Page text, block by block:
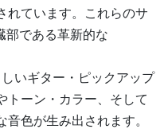
れています。これらのサ
部である革新的な
いギター・ピックアップ
トーン・カラー、そして
色が生み出されます。